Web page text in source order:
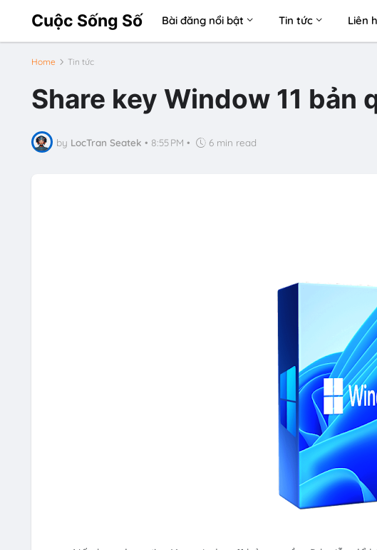
Cuộc Sống Số Bài đăng nổi bật Tin tức Liên
Home Tin tức
Share key Window 11
by LocTran Seatek • 8:55 PM • 6 min read